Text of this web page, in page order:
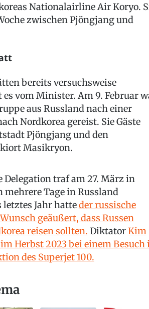
Nationalairline Air Koryo.
zwischen Pjöngjang und
bereits versuchsweise
vom Minister. Am 9. Februar
aus Russland nach einer
Nordkorea gereist. Sie Gäste
Pjöngjang und den
Masikryon.
Delegation traf am 27. März in
mehrere Tage in Russland
Jahr hatteder russische
geäußert, dass Russen
reisen sollten. DiktatorKim
Herbst 2023 bei einem Besuch
des Superjet 100.